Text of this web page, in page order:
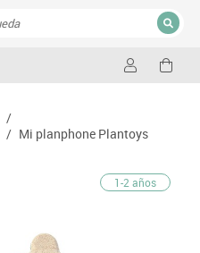
CERRAR
/
/ Mi planphone Plantoys
1-2 años